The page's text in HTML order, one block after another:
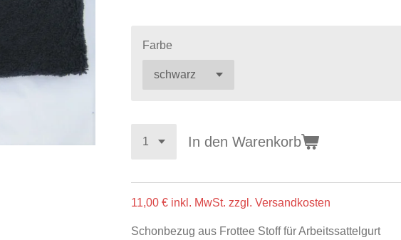
Farbe
In den Warenkorb
11,00 € inkl. MwSt. zzgl. Versandkosten
Schonbezug aus Frottee Stoff für Arbeitssattelgurt